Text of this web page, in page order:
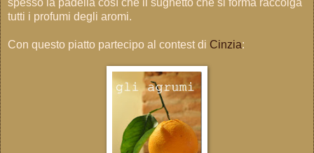
tutti i profumi degli aromi.
Con questo piatto partecipo al contest di Cinzia: